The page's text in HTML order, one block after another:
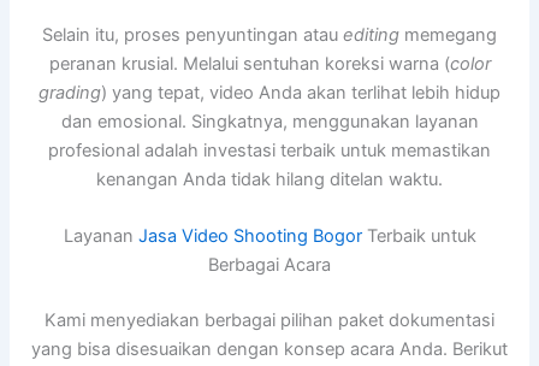
Selain itu, proses penyuntingan atau editing memegang
peranan krusial. Melalui sentuhan koreksi warna (color
grading) yang tepat, video Anda akan terlihat lebih hidup
dan emosional. Singkatnya, menggunakan layanan
profesional adalah investasi terbaik untuk memastikan
kenangan Anda tidak hilang ditelan waktu.
Layanan Jasa Video Shooting BogorTerbaik untuk
Berbagai Acara
Kami menyediakan berbagai pilihan paket dokumentasi
yang bisa disesuaikan dengan konsep acara Anda. Berikut